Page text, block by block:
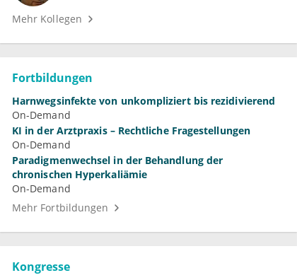
Mehr Kollegen
Fortbildungen
Harnwegsinfekte von unkompliziert bis rezidivierend
On-Demand
KI in der Arztpraxis – Rechtliche Fragestellungen
On-Demand
Paradigmenwechsel in der Behandlung der
chronischen Hyperkaliämie
On-Demand
Mehr Fortbildungen
Kongresse